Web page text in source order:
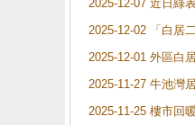
2025-12-07 近日綠
2025-12-02 「白居
2025-12-01 外區白
2025-11-27 牛池灣
2025-11-25 樓市回